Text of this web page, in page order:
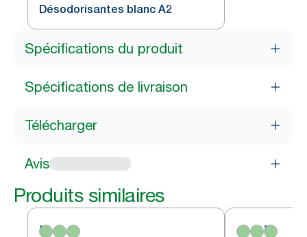
Désodorisantes blanc A2
Spécifications du produit
Spécifications de livraison
Télécharger
Avis
Produits similaires